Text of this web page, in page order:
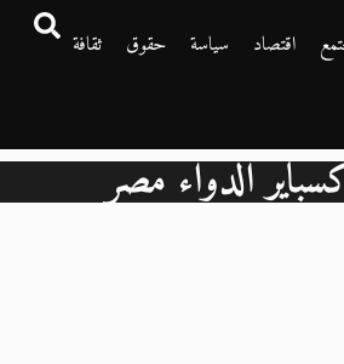
اقتصاد سياسة حقوق
ثقافة
الدواء مصر